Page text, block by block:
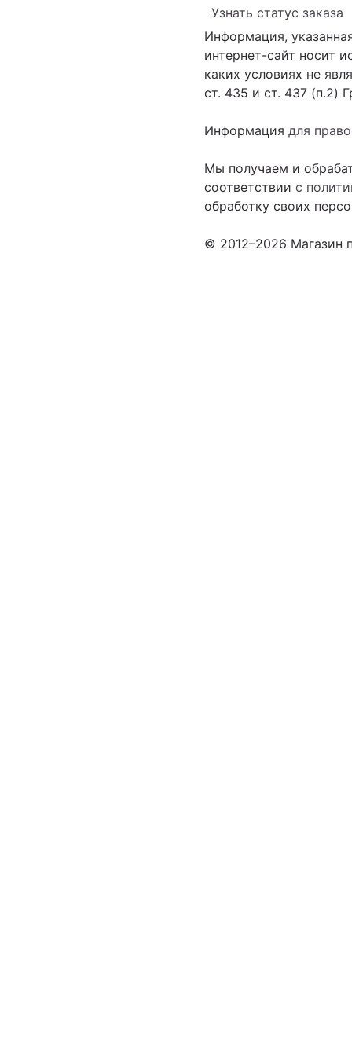
Узнать статус заказа
Информация,
интернет-сайт носит
каких условиях не
ст. 435 и ст. 437 (п.2)
Информация для
Мы получаем и
соответствии с
обработку своих
© 2012–2026 Магазин